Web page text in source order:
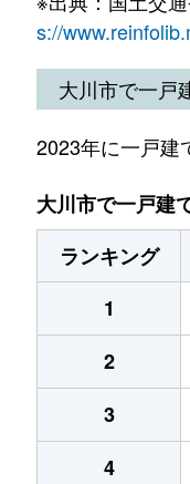
s://
大川市で一戸
2023年に一戸建
大川市で一戸建
ランキング
1
2
3
4